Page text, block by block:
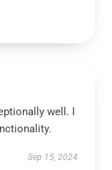
well. I
Sep 15, 2024